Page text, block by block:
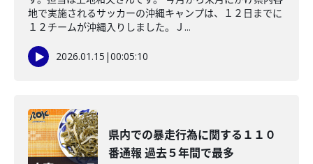
地で実施されるサッカーの沖縄キャンプは、１２日までに
１２チームが沖縄入りしました。Ｊ...
2026.01.15 |00:05:10
県内での暴走行為に関する１１０
番通報 過去５年間で最多